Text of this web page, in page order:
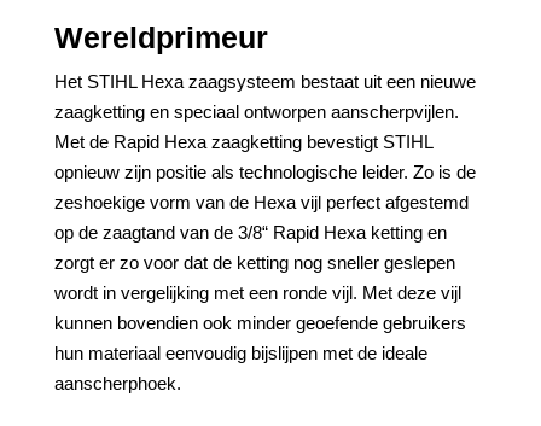
Wereldprimeur
Het STIHL Hexa zaagsysteem bestaat uit een nieuwe
zaagketting en speciaal ontworpen aanscherpvijlen.
Met de Rapid Hexa zaagketting bevestigt STIHL
opnieuw zijn positie als technologische leider. Zo is de
zeshoekige vorm van de Hexa vijl perfect afgestemd
op de zaagtand van de 3/8“ Rapid Hexa ketting en
zorgt er zo voor dat de ketting nog sneller geslepen
wordt in vergelijking met een ronde vijl. Met deze vijl
kunnen bovendien ook minder geoefende gebruikers
hun materiaal eenvoudig bijslijpen met de ideale
aanscherphoek.